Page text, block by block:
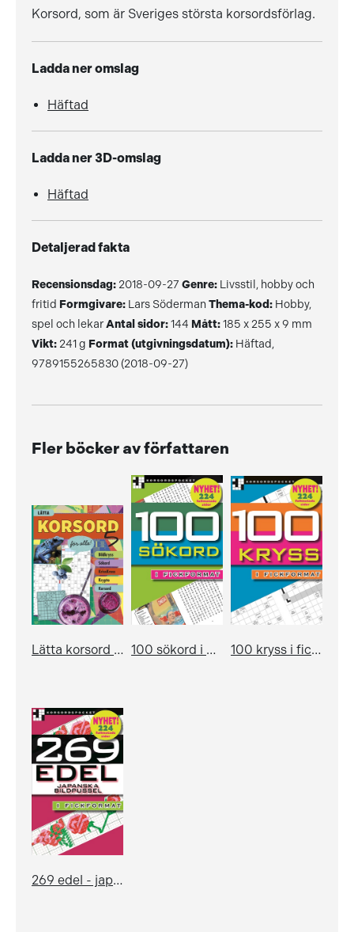
Korsord, som är Sveriges största korsordsförlag.
Ladda ner omslag
Häftad
Ladda ner 3D-omslag
Häftad
Detaljerad fakta
Recensionsdag: 2018-09-27 Genre: Livsstil, hobby och
fritid Formgivare: Lars Söderman Thema-kod: Hobby,
spel och lekarAntal sidor:144 Mått:185 x 255 x 9 mm
Vikt: 241 g Format (utgivningsdatum): Häftad,
9789155265830 (2018-09-27)
Fler böcker av författaren
Lätta korsord för alla! 5 100 sökord i fickformat 100 kryss i fickformat
269 edel - japanska bildpussel i fickformat